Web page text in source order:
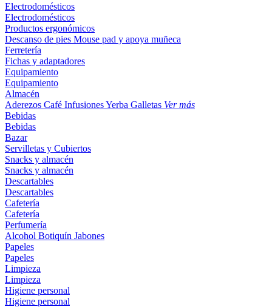
Electrodomésticos
Electrodomésticos
Productos ergonómicos
Descanso de pies Mouse pad y apoya muñeca
Ferretería
Fichas y adaptadores
Equipamiento
Equipamiento
Almacén
Aderezos Café InfusionesYerba Galletas Ver más
Bebidas
Bebidas
Bazar
Servilletas y Cubiertos
Snacks y almacén
Snacks y almacén
Descartables
Descartables
Cafetería
Cafetería
Perfumería
Alcohol Botiquín Jabones
Papeles
Papeles
Limpieza
Limpieza
Higiene personal
Higiene personal